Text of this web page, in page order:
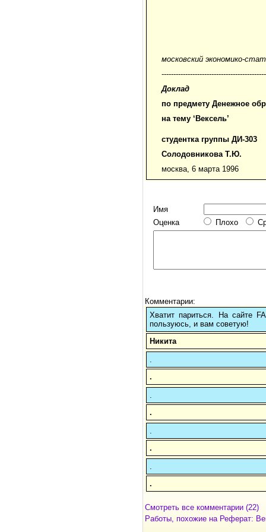
московский экономико-
Доклад
по предмету Денежное
на тему ‘Вексель’
студентка группы ДИ-303
Солодовникова Т.Ю.
москва, 6 марта 1996
Имя
Оценка
Плохо
Комментарии:
Хватит париться. На сайте
пользуюсь, и вам советую!
Никита
.
.
.
.
Смотреть все комментарии (22)
Работы, похожие на Реферат: